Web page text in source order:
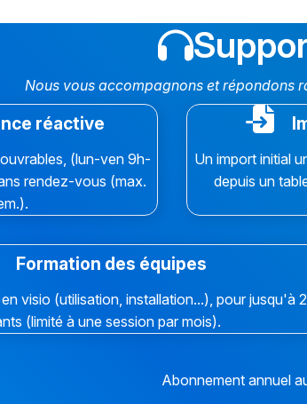
Nous vous accompagnons et répondons
réactive
(lun-ven 9h-
rendez-vous (max.
Un import initial
depuis un
Formation des équipes
visio (utilisation, installation...), pour jusqu'à
(limité à une session par mois).
Abonnement annuel